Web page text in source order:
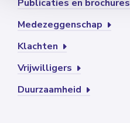
Publicaties en brochures
Medezeggenschap
Klachten
Vrijwilligers
Duurzaamheid